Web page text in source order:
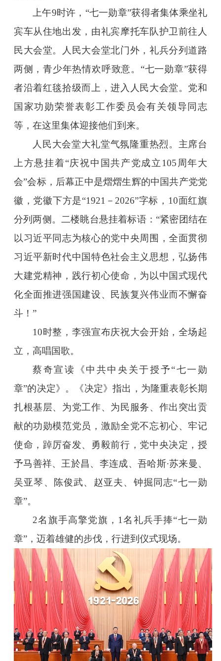
上午9时许，“七一勋章”获得者集体乘坐礼
宾车从住地出发，由礼宾摩托车队护卫前往人
民大会堂。人民大会堂北门外，礼兵分列道路
两侧，青少年热情欢呼致意。“七一勋章”获得
者沿着红毯拾级而上，进入人民大会堂。党和
国家功勋荣誉表彰工作委员会有关领导同志
等，在这里集体迎接他们到来。
人民大会堂大礼堂气氛隆重热烈。主席台
上方悬挂着“庆祝中国共产党成立105周年大
会”会标，后幕正中是熠熠生辉的中国共产党党
徽，党徽下方是“1921－2026”字标，10面红旗
分列两侧。二楼眺台悬挂着标语：“紧密团结在
以习近平同志为核心的党中央周围，全面贯彻
习近平新时代中国特色社会主义思想，弘扬伟
大建党精神，践行初心使命，为以中国式现代
化全面推进强国建设、民族复兴伟业而不懈奋
斗！”
10时整，李强宣布庆祝大会开始，全场起
立，高唱国歌。
蔡奇宣读《中共中央关于授予“七一勋
章”的决定》。《决定》指出，为隆重表彰长期
扎根基层、为党工作、为民服务、作出突出贡
献的功勋模范党员，激励全党不忘初心、牢记
使命，踔厉奋发、勇毅前行，党中央决定，授
予马善祥、王於昌、李连成、吾哈斯·苏来曼、
吴亚琴、陈俊武、赵亚夫、钟掘同志“七一勋
章”。
2名旗手高擎党旗，1名礼兵手捧“七一勋
章”，迈着雄健的步伐，行进到仪式现场。